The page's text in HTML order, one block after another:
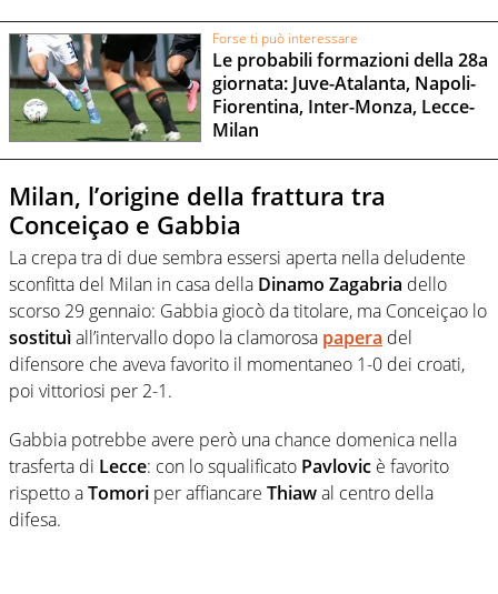
Forse ti può interessare
Le probabili formazioni della 28a
giornata: Juve-Atalanta, Napoli-
Fiorentina, Inter-Monza, Lecce-
Milan
Milan, l’origine della frattura tra
Conceiçao e Gabbia
La crepa tra di due sembra essersi aperta nella deludente
sconfitta del Milan in casa della Dinamo Zagabria dello
scorso 29 gennaio: Gabbia giocò da titolare, ma Conceiçao lo
sostituìall’intervallo dopo la clamorosa papera del
difensore che aveva favorito il momentaneo 1-0 dei croati,
poi vittoriosi per 2-1.
Gabbia potrebbe avere però una chance domenica nella
trasferta di Lecce: con lo squalificato Pavlovic è favorito
rispetto aTomori per affiancare Thiawal centro della
difesa.